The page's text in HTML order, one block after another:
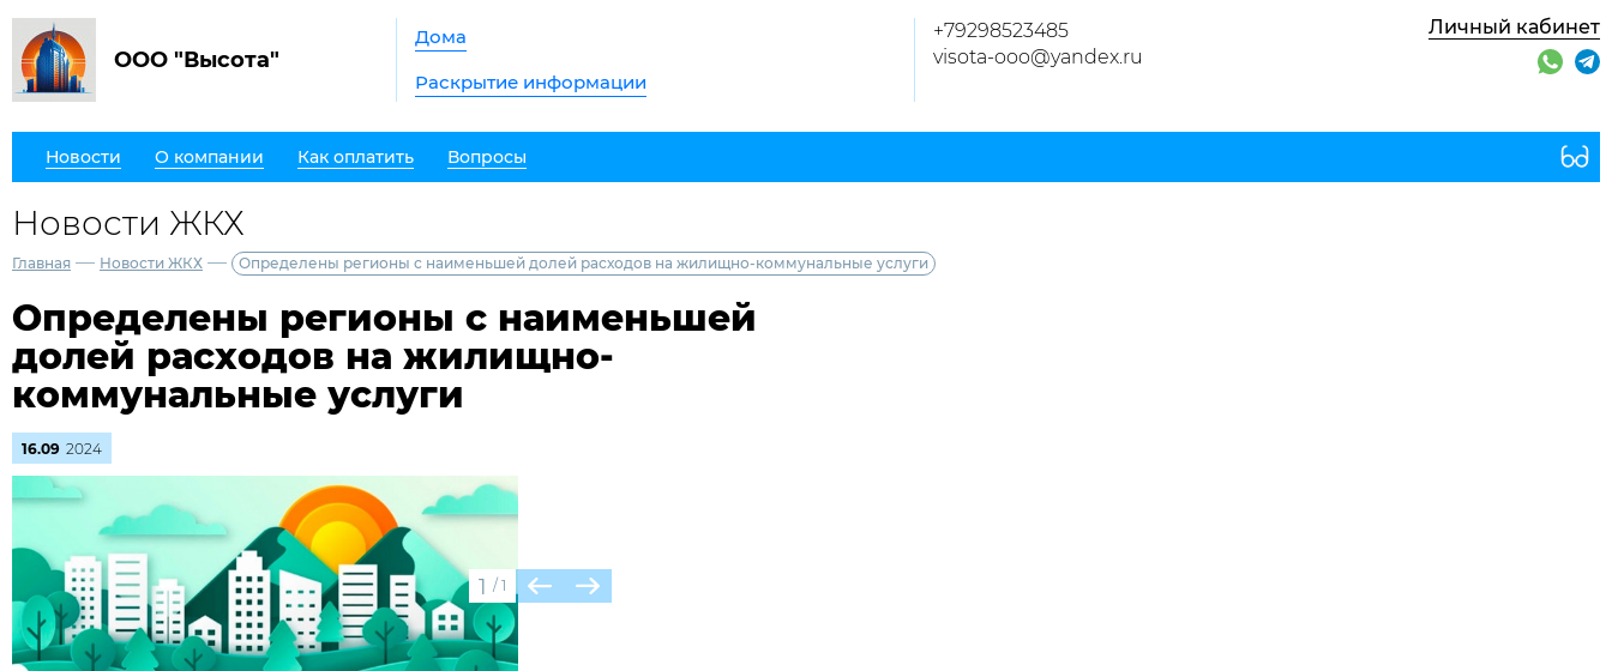
ООО "Высота"
Дома
Раскрытие информации
+79298523485
visota-ooo@yandex.ru
Личный кабинет
Новости О компании Как оплатить Вопросы
Новости ЖКХ
Главная — Новости ЖКХ — Определены регионы с наименьшей долей расходов на жилищно-коммунальные услуги
Определены регионы с наименьшей
долей расходов на жилищно-
коммунальные услуги
16.09 2024
1 / 1